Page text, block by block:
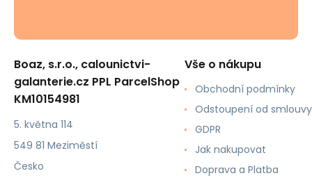
Boaz, s.r.o., calounictvi-
galanterie.cz PPL ParcelShop
KM10154981
5. května 114
549 81 Meziměstí
Česko
Vše o nákupu
Obchodní podmínky
Odstoupení od smlouvy
GDPR
Jak nakupovat
Doprava a Platba